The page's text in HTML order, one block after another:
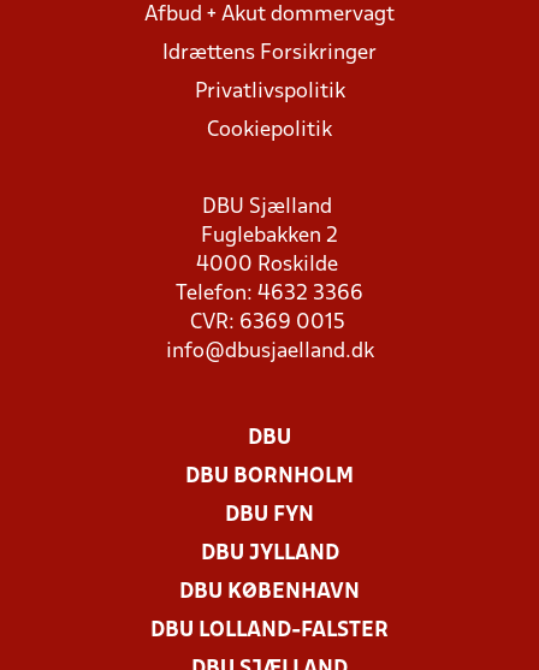
Afbud + Akut dommervagt
Idrættens Forsikringer
Privatlivspolitik
Cookiepolitik
DBU Sjælland
Fuglebakken 2
4000 Roskilde
Telefon: 4632 3366
CVR: 6369 0015
info@dbusjaelland.dk
DBU
DBU BORNHOLM
DBU FYN
DBU JYLLAND
DBU KØBENHAVN
DBU LOLLAND-FALSTER